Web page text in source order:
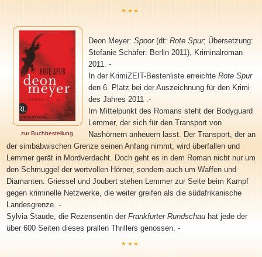
***
zur Buchbestellung
Deon Meyer: Spoor(dt: Rote Spur; Übersetzung:
Stefanie Schäfer: Berlin 2011), Kriminalroman
2011. -
In der KrimiZEIT-Bestenliste erreichte Rote Spur
den 6. Platz bei der Auszeichnung für den Krimi
des Jahres 2011 .-
Im Mittelpunkt des Romans steht der Bodyguard
Lemmer, der sich für den Transport von
Nashörnern anheuern lässt. Der Transport, der an
der simbabwischen Grenze seinen Anfang nimmt, wird überfallen und
Lemmer gerät in Mordverdacht. Doch geht es in dem Roman nicht nur um
den Schmuggel der wertvollen Hörner, sondern auch um Waffen und
Diamanten. Griessel und Joubert stehen Lemmer zur Seite beim Kampf
gegen kriminelle Netzwerke, die weiter greifen als die südafrikanische
Landesgrenze. -
Sylvia Staude, die Rezensentin der Frankfurter Rundschauhat jede der
über 600 Seiten dieses prallen Thrillers genossen. -
***